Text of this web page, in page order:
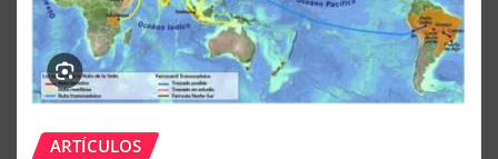
ARTÍCULOS